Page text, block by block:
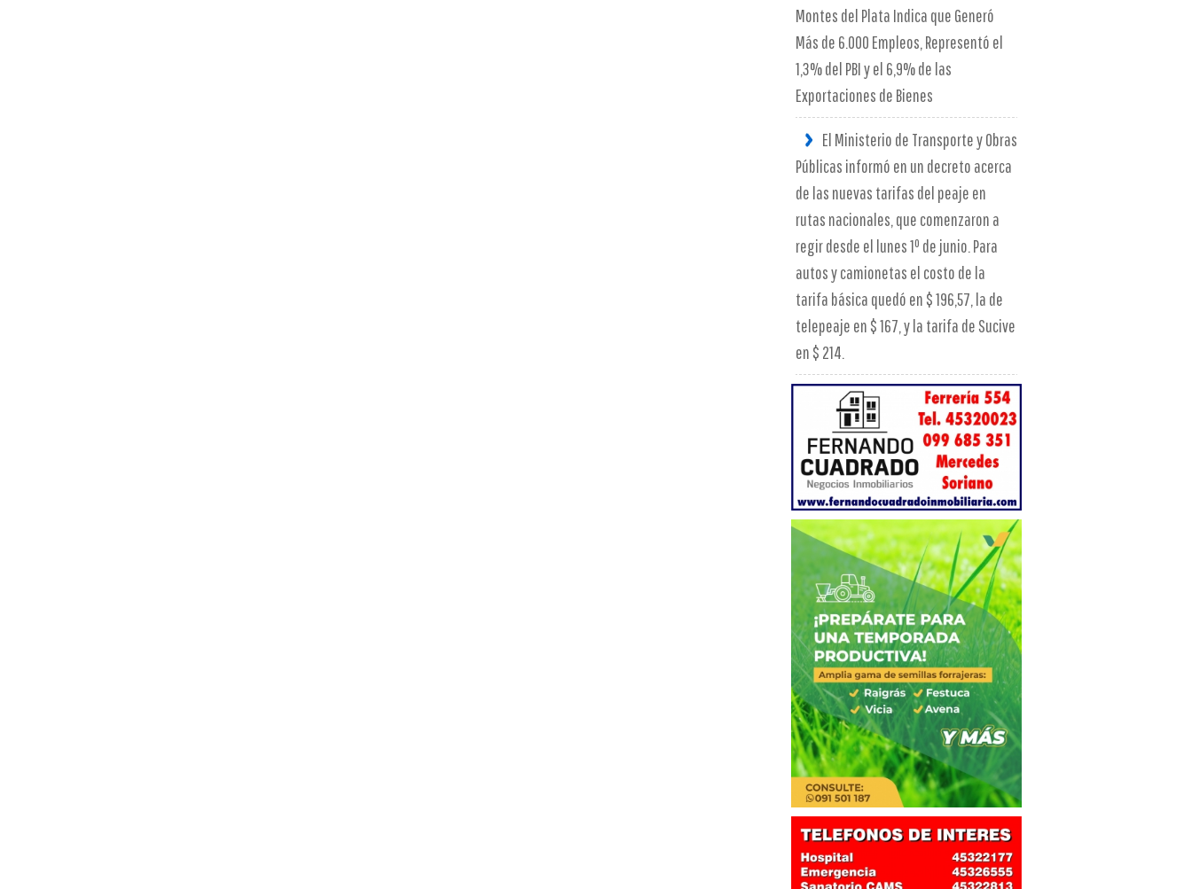
Montes del Plata Indica que Generó
Más de 6.000 Empleos, Representó el
1,3% del PBI y el 6,9% de las
Exportaciones de Bienes
El Ministerio de Transporte y Obras
Públicas informó en un decreto acerca
de las nuevas tarifas del peaje en
rutas nacionales, que comenzaron a
regir desde el lunes 1º de junio. Para
autos y camionetas el costo de la
tarifa básica quedó en $ 196,57, la de
telepeaje en $ 167, y la tarifa de Sucive
en $ 214.